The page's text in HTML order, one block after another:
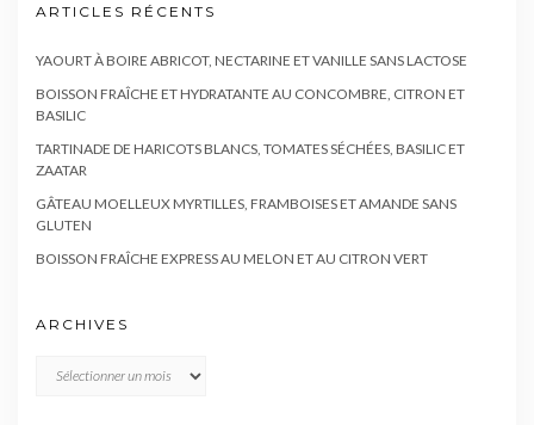
ARTICLES RÉCENTS
YAOURT À BOIRE ABRICOT, NECTARINE ET VANILLE SANS LACTOSE
BOISSON FRAÎCHE ET HYDRATANTE AU CONCOMBRE, CITRON ET
BASILIC
TARTINADE DE HARICOTS BLANCS, TOMATES SÉCHÉES, BASILIC ET
ZAATAR
GÂTEAU MOELLEUX MYRTILLES, FRAMBOISES ET AMANDE SANS
GLUTEN
BOISSON FRAÎCHE EXPRESS AU MELON ET AU CITRON VERT
ARCHIVES